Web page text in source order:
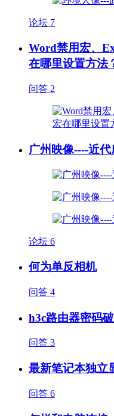
论坛 7
Word禁用宏、
在哪里设置方法
问答 2
广州映像----近
论坛 6
何为单反相机
问答 4
h3c路由器密码
问答 3
最新笔记本独立
问答 6